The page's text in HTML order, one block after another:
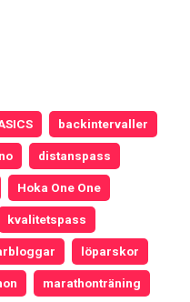
backintervaller
distanspass
Hoka One One
kvalitetspass
löparskor
marathonträning